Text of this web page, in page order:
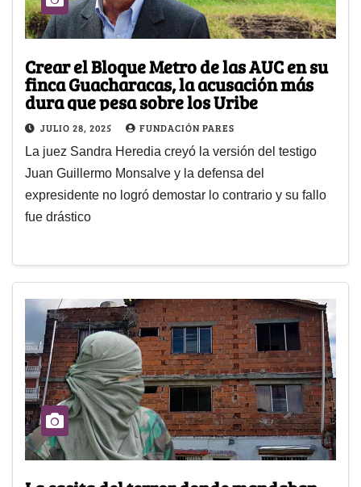
Crear el Bloque Metro de las AUC en su
finca Guacharacas, la acusación más
dura que pesa sobre los Uribe
JULIO 28, 2025 FUNDACIÓN PARES
La juez Sandra Heredia creyó la versión del testigo
Juan Guillermo Monsalve y la defensa del
expresidente no logró demostar lo contrario y su fallo
fue drástico